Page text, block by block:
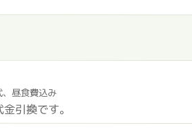
昼食費込み
引換です。